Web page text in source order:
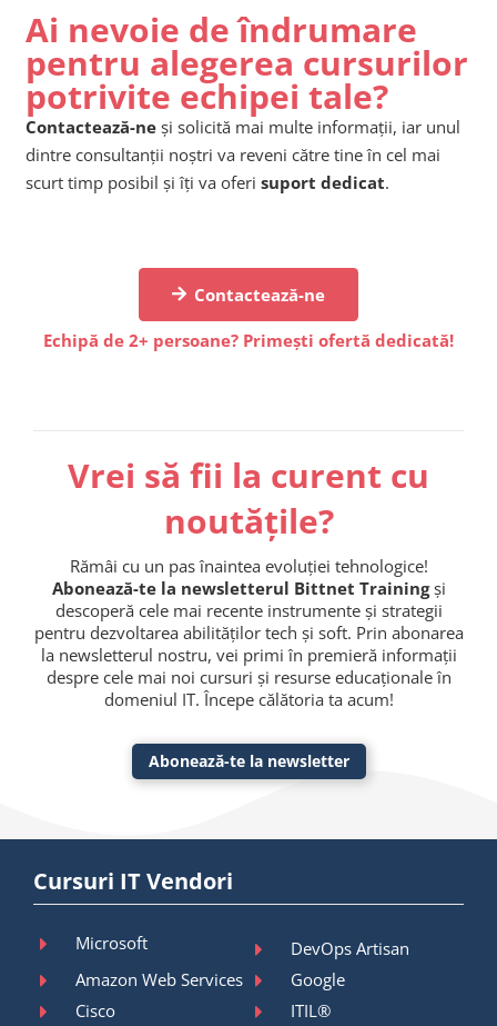
Ai nevoie de îndrumare
pentru alegerea cursurilor
potrivite echipei tale?
Contactează-ne și solicită mai multe informații, iar unul
dintre consultanții noștri va reveni către tine în cel mai
scurt timp posibil și îți va oferi suport dedicat.
Contactează-ne
Echipă de 2+ persoane? Primești ofertă dedicată!
Vrei să fii la curent cu
noutățile?
Rămâi cu un pas înaintea evoluției tehnologice!
Abonează-te la newsletterul Bittnet Trainingși
descoperă cele mai recente instrumente și strategii
pentru dezvoltarea abilităților tech și soft. Prin abonarea
la newsletterul nostru, vei primi în premieră informații
despre cele mai noi cursuri și resurse educaționale în
domeniul IT. Începe călătoria ta acum!
Abonează-te la newsletter
Cursuri IT Vendori
Microsoft
DevOps Artisan
Amazon Web Services
Google
Cisco
ITIL®